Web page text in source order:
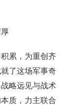
累，为重创齐
了这场军事奇
略远见与战术
质，力主联合